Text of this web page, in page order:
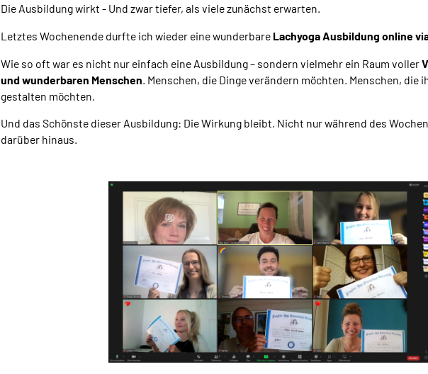
Die Ausbildung wirkt - Und zwar tiefer, als viele zunächst erwarten.
Letztes Wochenende durfte ich wieder eine wunderbare Lachyoga Ausbildung online
Wie so oft war es nicht nur einfach eine Ausbildung – sondern vielmehr ein Raum voller
undwunderbaren Menschen . Menschen, die Dinge verändern möchten. Menschen, die
gestalten möchten.
Und das Schönste dieser Ausbildung: Die Wirkung bleibt. Nicht nur während des
darüber hinaus.